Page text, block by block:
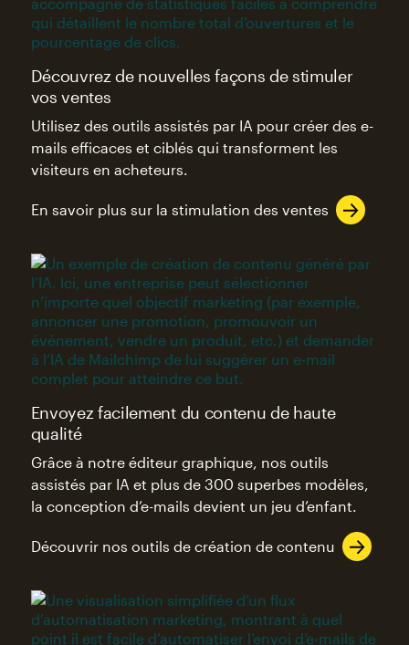
Découvrez de nouvelles façons de stimuler
vos ventes
Utilisez des outils assistés par IA pour créer des e-
mails efficaces et ciblés qui transforment les
visiteurs en acheteurs.
En savoir plus sur la stimulation des ventes
Envoyez facilement du contenu de haute
qualité
Grâce à notre éditeur graphique, nos outils
assistés par IA et plus de 300 superbes modèles,
la conception d’e-mails devient un jeu d’enfant.
Découvrir nos outils de création de contenu